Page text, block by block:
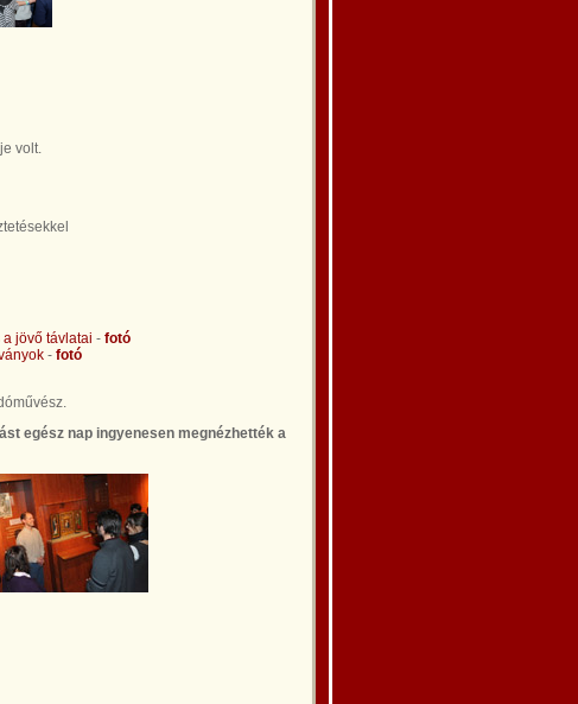
volt.
jövő távlatai - fotó
- fotó
egész nap ingyenesen megnézhették a